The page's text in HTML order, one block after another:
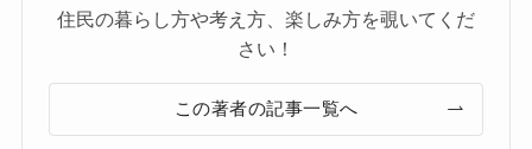
住民の暮らし方や考え方、楽しみ方を覗いてくだ
さい！
この著者の記事一覧へ